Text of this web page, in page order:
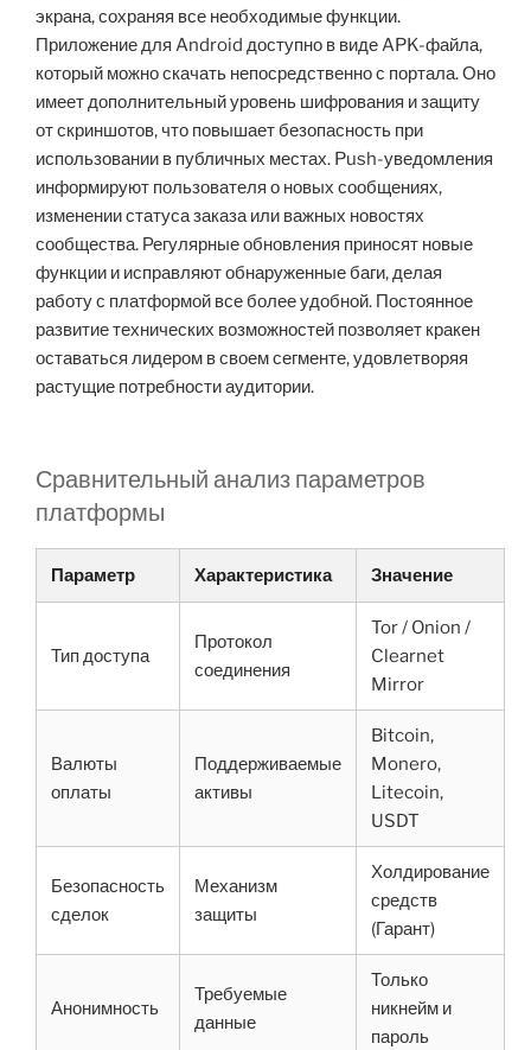
экрана, сохраняя все необходимые функции.
Приложение для Android доступно в виде APK-файла,
который можно скачать непосредственно с портала. Оно
имеет дополнительный уровень шифрования и защиту
от скриншотов, что повышает безопасность при
использовании в публичных местах. Push-уведомления
информируют пользователя о новых сообщениях,
изменении статуса заказа или важных новостях
сообщества. Регулярные обновления приносят новые
функции и исправляют обнаруженные баги, делая
работу с платформой все более удобной. Постоянное
развитие технических возможностей позволяет кракен
оставаться лидером в своем сегменте, удовлетворяя
растущие потребности аудитории.
Сравнительный анализ параметров
платформы
Параметр Характеристика Значение
Тип доступа
Протокол
соединения
Tor / Onion /
Clearnet
Mirror
Валюты
оплаты
Поддерживаемые
активы
Bitcoin,
Monero,
Litecoin,
USDT
Безопасность
сделок
Механизм
защиты
Холдирование
средств
(Гарант)
Анонимность
Требуемые
данные
Только
никнейм и
пароль